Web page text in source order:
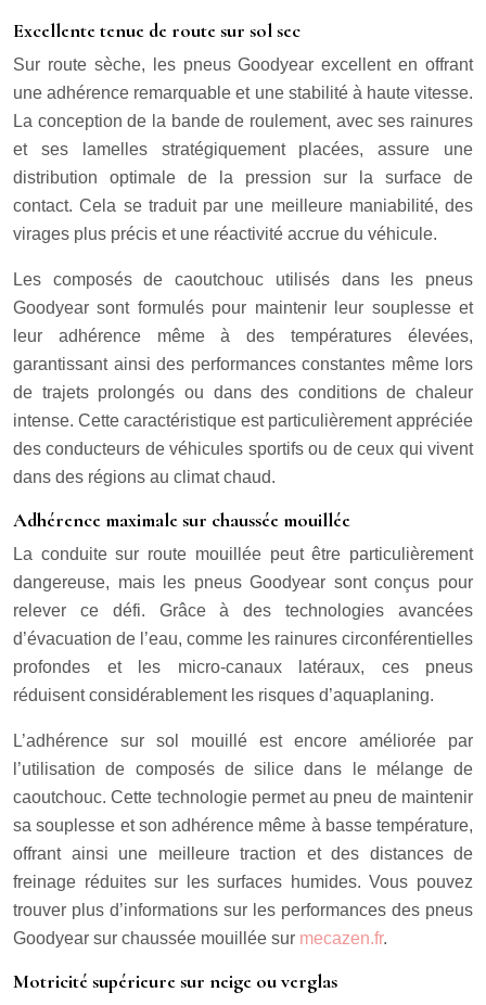
Excellente tenue de route sur sol sec
Sur route sèche, les pneus Goodyear excellent en offrant
une adhérence remarquable et une stabilité à haute vitesse.
La conception de la bande de roulement, avec ses rainures
et ses lamelles stratégiquement placées, assure une
distribution optimale de la pression sur la surface de
contact. Cela se traduit par une meilleure maniabilité, des
virages plus précis et une réactivité accrue du véhicule.
Les composés de caoutchouc utilisés dans les pneus
Goodyear sont formulés pour maintenir leur souplesse et
leur adhérence même à des températures élevées,
garantissant ainsi des performances constantes même lors
de trajets prolongés ou dans des conditions de chaleur
intense. Cette caractéristique est particulièrement appréciée
des conducteurs de véhicules sportifs ou de ceux qui vivent
dans des régions au climat chaud.
Adhérence maximale sur chaussée mouillée
La conduite sur route mouillée peut être particulièrement
dangereuse, mais les pneus Goodyear sont conçus pour
relever ce défi. Grâce à des technologies avancées
d’évacuation de l’eau, comme les rainures circonférentielles
profondes et les micro-canaux latéraux, ces pneus
réduisent considérablement les risques d’aquaplaning.
L’adhérence sur sol mouillé est encore améliorée par
l’utilisation de composés de silice dans le mélange de
caoutchouc. Cette technologie permet au pneu de maintenir
sa souplesse et son adhérence même à basse température,
offrant ainsi une meilleure traction et des distances de
freinage réduites sur les surfaces humides. Vous pouvez
trouver plus d’informations sur les performances des pneus
Goodyear sur chaussée mouillée sur mecazen.fr.
Motricité supérieure sur neige ou verglas